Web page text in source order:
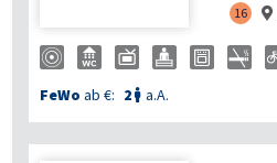
16 
FeWo ab €: 2  a.A.